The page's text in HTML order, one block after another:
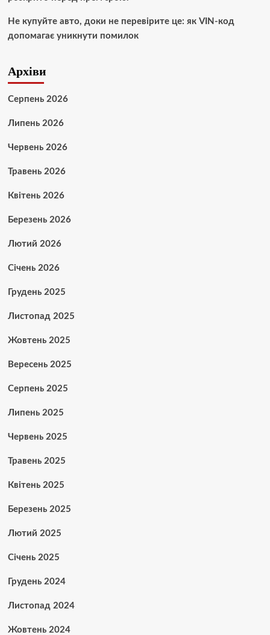
Не купуйте авто, доки не перевірите це: як VIN-код
допомагає уникнути помилок
Архіви
Серпень 2026
Липень 2026
Червень 2026
Травень 2026
Квітень 2026
Березень 2026
Лютий 2026
Січень 2026
Грудень 2025
Листопад 2025
Жовтень 2025
Вересень 2025
Серпень 2025
Липень 2025
Червень 2025
Травень 2025
Квітень 2025
Березень 2025
Лютий 2025
Січень 2025
Грудень 2024
Листопад 2024
Жовтень 2024